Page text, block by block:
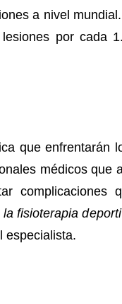
a nivel
por cada
que enfrentarán
médicos
complicaciones
la fisioterapia
especialista.